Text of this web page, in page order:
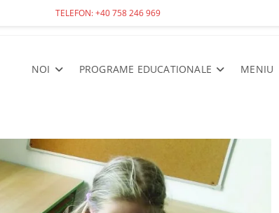
TELEFON: +40 758 246 969
NOI PROGRAME EDUCATIONALE MENIU